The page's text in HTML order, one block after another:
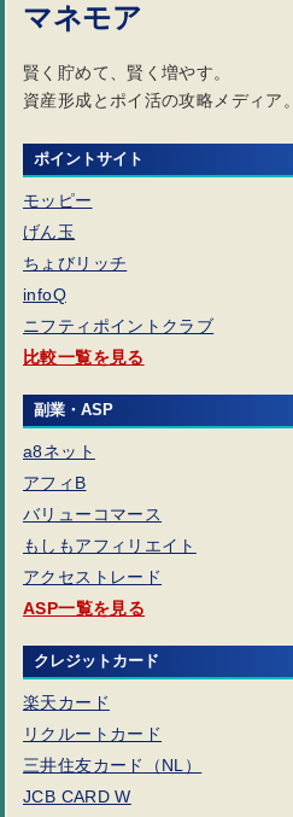
マネモア
賢く貯めて、賢く増やす。
資産形成とポイ活の攻略メディア。
ポイントサイト
モッピー
げん玉
ちょびリッチ
infoQ
ニフティポイントクラブ
比較一覧を見る
副業・ASP
a8ネット
アフィB
バリューコマース
もしもアフィリエイト
アクセストレード
ASP一覧を見る
クレジットカード
楽天カード
リクルートカード
三井住友カード（NL）
JCB CARD W